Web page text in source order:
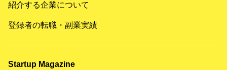
紹介する企業について
登録者の転職・副業実績
Startup Magazine